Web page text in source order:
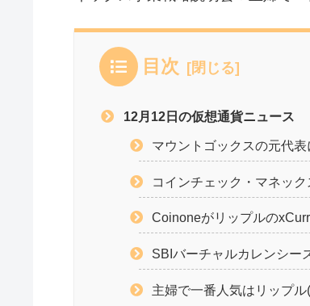
目次
12月12日の仮想通貨ニュース
マウントゴックスの元代
コインチェック・マネッ
Coinoneがリップルの
SBIバーチャルカレンシー
主婦で一番人気はリップ